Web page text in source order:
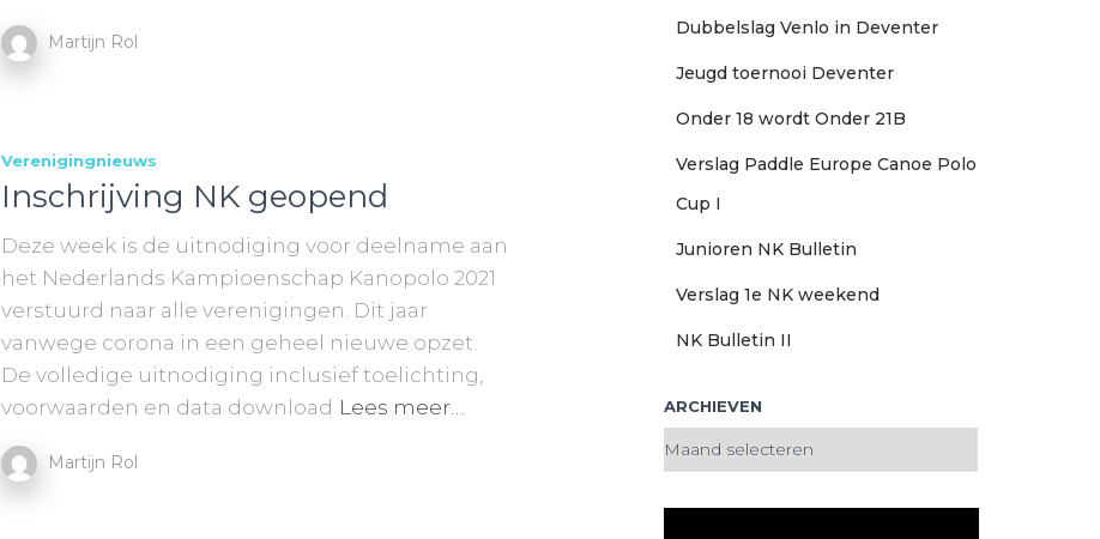
Martijn Rol
Verenigingnieuws
Inschrijving NK geopend
Deze week is de uitnodiging voor deelname aan
het Nederlands Kampioenschap Kanopolo 2021
verstuurd naar alle verenigingen. Dit jaar
vanwege corona in een geheel nieuwe opzet.
De volledige uitnodiging inclusief toelichting,
voorwaarden en data download Lees meer…
Martijn Rol
Dubbelslag Venlo in Deventer
Jeugd toernooi Deventer
Onder 18 wordt Onder 21B
Verslag Paddle Europe Canoe Polo
Cup I
Junioren NK Bulletin
Verslag 1e NK weekend
NK Bulletin II
ARCHIEVEN
A